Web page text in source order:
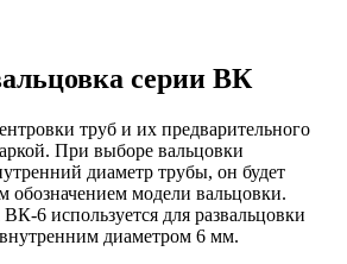
серии ВК
труб и их предварительного
При выборе вальцовки
диаметр трубы, он будет
обозначением модели вальцовки.
6 используется для развальцовки
диаметром 6 мм.